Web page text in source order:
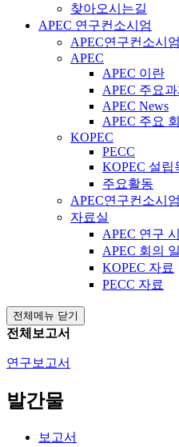
찾아오시는길
APEC 연구컨소시엄
APEC연구컨소시
APEC
APEC 이란
APEC 주요과
APEC News
APEC 주요
KOPEC
PECC
KOPEC 설립
주요활동
APEC연구컨소시
자료실
APEC 연구
APEC 회의
KOPEC 자료
PECC 자료
전체메뉴 닫기
전체보고서
연구보고서
발간물
보고서